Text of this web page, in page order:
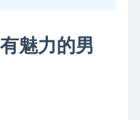
魅力的男